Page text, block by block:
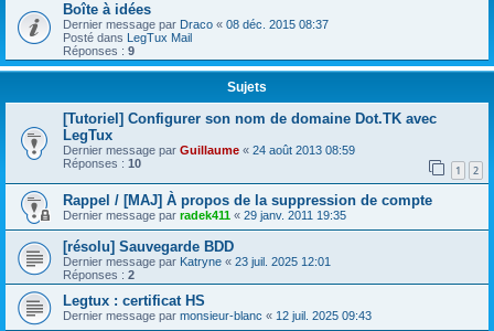
r
Boîte à idées
Dernier message par Draco « 08 déc. 2015 08:37
Posté dans LegTux Mail
Réponses : 9
Sujets
[Tutoriel] Configurer son nom de domaine Dot.TK avec
LegTux
Dernier message par Guillaume « 24 août 2013 08:59
Réponses : 10 1 2
Rappel / [MAJ] À propos de la suppression de compte
Dernier message par radek411 « 29 janv. 2011 19:35
[résolu] Sauvegarde BDD
Dernier message par Katryne « 23 juil. 2025 12:01
Réponses : 2
Legtux : certificat HS
Dernier message par monsieur-blanc « 12 juil. 2025 09:43